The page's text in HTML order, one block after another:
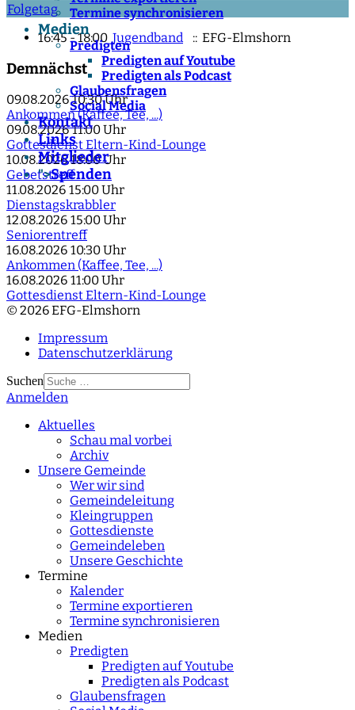
Termine synchronisieren
Medien
Predigten
Predigten auf Youtube
Predigten als Podcast
Glaubensfragen
Social Media
Kontakt
Links
Mitglieder
">Spenden
Folgetag
16:45 - 18:00Jugendband :: EFG-Elmshorn
Demnächst
09.08.2026 10:30 Uhr
Ankommen (Kaffee, Tee, ...)
09.08.2026 11:00 Uhr
Gottesdienst Eltern-Kind-Lounge
10.08.2026 18:00 Uhr
Gebetstreff
11.08.2026 15:00 Uhr
Dienstagskrabbler
12.08.2026 15:00 Uhr
Seniorentreff
16.08.2026 10:30 Uhr
Ankommen (Kaffee, Tee, ...)
16.08.2026 11:00 Uhr
Gottesdienst Eltern-Kind-Lounge
© 2026 EFG-Elmshorn
Impressum
Datenschutzerklärung
Suchen
Type 2 or more
Anmelden
Aktuelles
Schau mal vorbei
Archiv
Unsere Gemeinde
Wer wir sind
Gemeindeleitung
Kleingruppen
Gottesdienste
Gemeindeleben
Unsere Geschichte
Termine
Kalender
Termine exportieren
Termine synchronisieren
Medien
Predigten
Predigten auf Youtube
Predigten als Podcast
Glaubensfragen